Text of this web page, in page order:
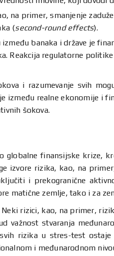
na primer, smanjenje
(second-round effects).
banaka i države je
Reakcija regulatorne
i razumevanje svih
između realne ekonomije i
šokova.
globalne finansijske krize,
izvore rizika, kao, na
i prekogranične
matične zemlje, tako i za
rizici, kao, na primer,
važnost stvaranja
rizika u stres-test
i međunarodnom